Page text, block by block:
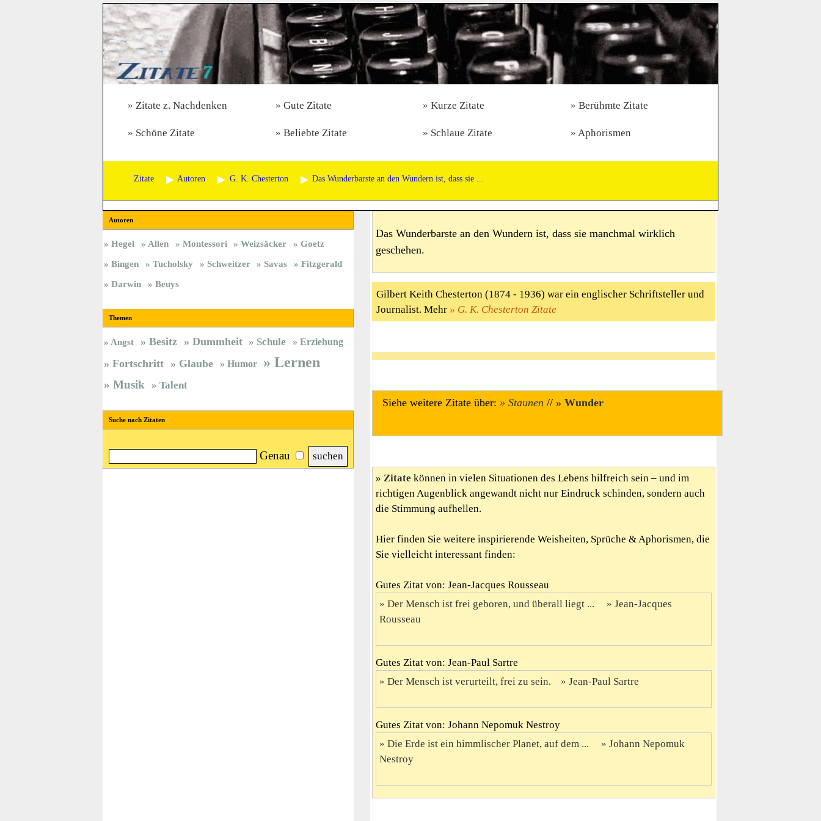
Zitate z. Nachdenken Gute Zitate Kurze Zitate Berühmte Zitate
Schöne Zitate Beliebte Zitate Schlaue Zitate Aphorismen
Zitate Autoren G. K. Chesterton Das Wunderbarste an den Wundern ist, dass sie ...
Das Wunderbarste an den Wundern ist, dass sie manchmal wirklich
geschehen.
Gilbert Keith Chesterton (1874 - 1936) war ein englischer Schriftsteller und
Journalist. Mehr
G. K. Chesterton Zitate
Siehe weitere Zitate über: Staunen // Wunder
Zitate können in vielen Situationen des Lebens hilfreich sein – und im
richtigen Augenblick angewandt nicht nur Eindruck schinden, sondern auch
die Stimmung aufhellen.
Hier finden Sie weitere inspirierende Weisheiten, Sprüche & Aphorismen, die
Sie vielleicht interessant finden:
Gutes Zitat von: Jean-Jacques Rousseau
Der Mensch ist frei geboren, und überall liegt ...
Jean-Jacques
Rousseau
Gutes Zitat von: Jean-Paul Sartre
Der Mensch ist verurteilt, frei zu sein.
Jean-Paul Sartre
Gutes Zitat von: Johann Nepomuk Nestroy
Die Erde ist ein himmlischer Planet, auf dem ...
Johann Nepomuk
Nestroy
Autoren
Hegel Allen Montessori Weizsäcker
Goetz
Bingen
Tucholsky Schweitzer Savas
Fitzgerald
Darwin
Beuys
Themen
Angst Besitz Dummheit Schule Erziehung
Fortschritt Glaube Humor Lernen
Musik Talent
Suche nach Zitaten
Genau